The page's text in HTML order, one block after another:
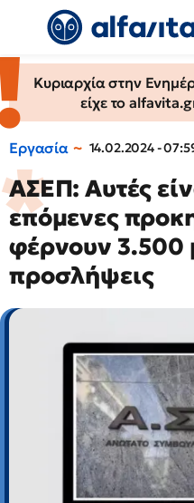
Κυριαρχία στην
είχε το
Εργασία 14.02.2024 -
ΑΣΕΠ: Αυτές
επόμενες
φέρνουν 3.500
προσλήψεις